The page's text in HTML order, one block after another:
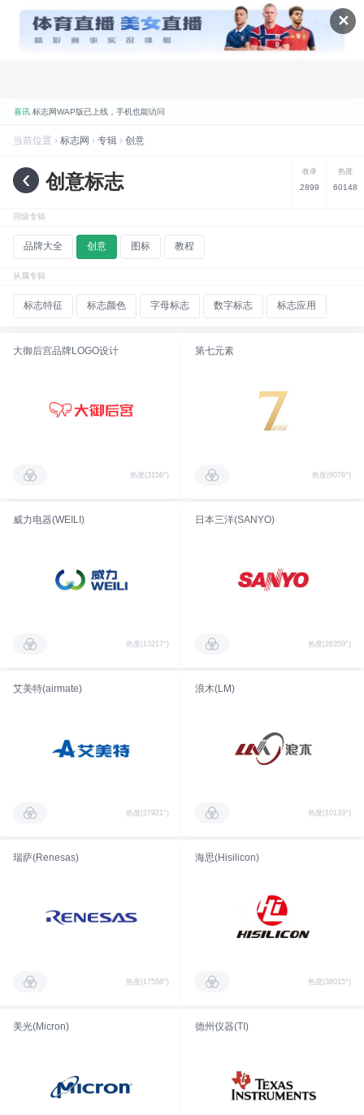
✕
规划 标志网新增品牌大全栏目
品牌找品牌、找标志就到标志网
当前位置 › 标志网 › 专辑 › 创意
‹ 创意标志 收录
2899
热度
60148
同级专辑
品牌大全 创意 图标 教程
从属专辑
标志特征 标志颜色 字母标志 数字标志 标志应用
大御后宫品牌LOGO设计
热度(3156°)
第七元素
热度(6076°)
威力电器(WEILI)
热度(13217°)
日本三洋(SANYO)
热度(26359°)
艾美特(airmate)
热度(27921°)
浪木(LM)
热度(10133°)
瑞萨(Renesas)
热度(17558°)
海思(Hisilicon)
热度(38015°)
美光(Micron) 德州仪器(TI)